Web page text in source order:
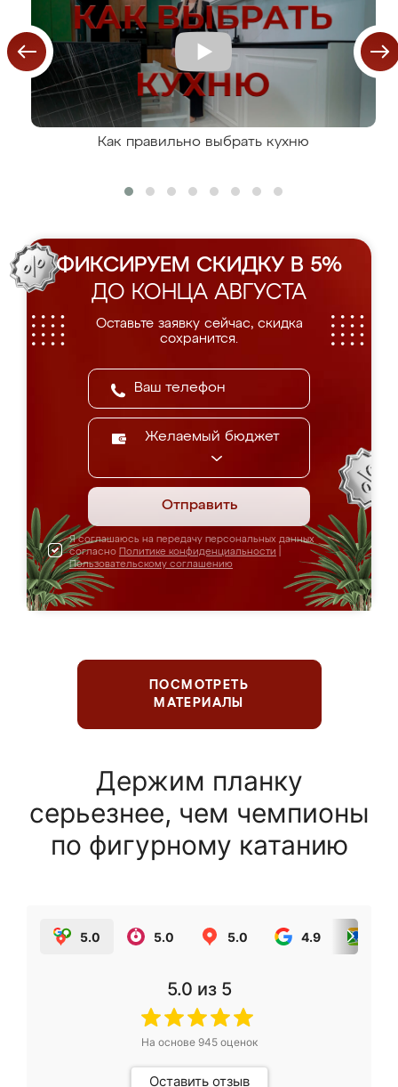
Как правильно выбрать кухню
ФИКСИРУЕМ СКИДКУ В 5%
ДО КОНЦА АВГУСТА
Оставьте заявку сейчас, скидка
сохранится.
Желаемый бюджет
Отправить
Я соглашаюсь на передачу персональных данных
согласно Политике конфиденциальности
Пользовательскому соглашению
ПОСМОТРЕТЬ
МАТЕРИАЛЫ
Держим планку
серьезнее, чем чемпионы
по фигурному катанию
5.0 5.0 5.0 4.9
5.0 из 5
На основе 945оценок
Оставить отзыв